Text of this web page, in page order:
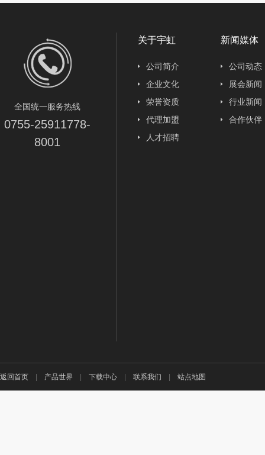
全国统一服务热线
0755-25911778-
8001
关于宇虹
公司简介
企业文化
荣誉资质
代理加盟
人才招聘
新闻媒体
公司动态
展会新闻
行业新闻
合作伙伴
返回首页 产品世界 下载中心 联系我们 站点地图